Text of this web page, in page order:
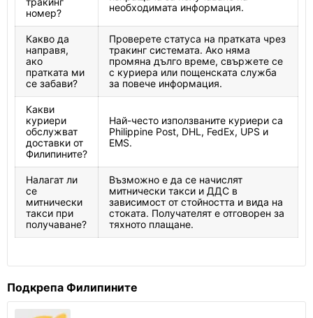
номер?
необходимата информация.
Какво да
направя,
ако
пратката ми
се забави?
Проверете статуса на пратката чрез
тракинг системата. Ако няма
промяна дълго време, свържете се
с куриера или пощенската служба
за повече информация.
Какви
куриери
обслужват
доставки от
Филипините?
Най-често използваните куриери са
Philippine Post, DHL, FedEx, UPS и
EMS.
Налагат ли
се
митнически
такси при
получаване?
Възможно е да се начислят
митнически такси и ДДС в
зависимост от стойността и вида на
стоката. Получателят е отговорен за
тяхното плащане.
Подкрепа Филипините